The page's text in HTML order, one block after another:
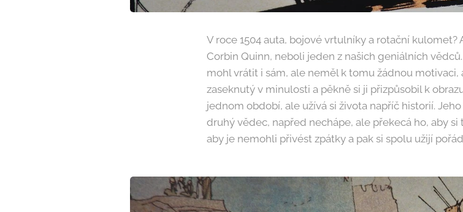
V roce 1504 auta, bojové vrtulníky a rotační
Corbin Quinn, neboli jeden z našich geniálních
mohl vrátit i sám, ale neměl k tomu žádnou motivaci,
zaseknutý v minulosti a pěkně si ji přizpůsobil k
jednom období, ale užívá si života napříč historií.
druhý vědec, napřed nechápe, ale překecá ho, aby
aby je nemohli přivést zpátky a pak si spolu užijí